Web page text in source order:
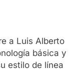
a Luis Alberto
básica y
estilo de línea